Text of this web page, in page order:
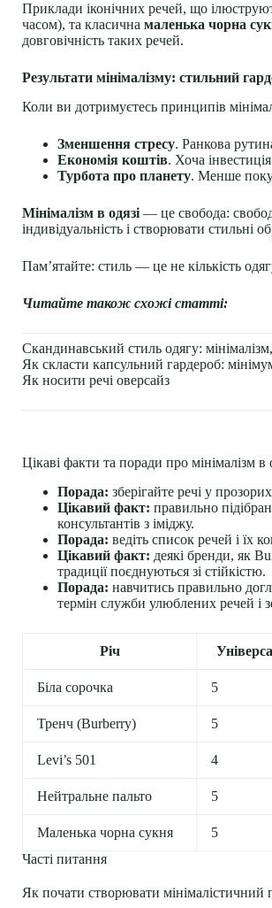
Приклади іконічних речей, що
часом), та класична маленька чорна
довговічність таких речей.
Результати мінімалізму: стильний
Коли ви дотримуєтесь принципів
Зменшення стресу. Ранкова
Економія коштів. Хоча
Турбота про планету. Менше
Мінімалізм в одязі — це свобода:
індивідуальність і створювати стильні
Пам’ятайте: стиль — це не кількість
Читайте також схожі статті:
Скандинавський стиль одягу:
Як скласти капсульний гардероб:
Як носити речі оверсайз
Цікаві факти та поради про мінімалізм в
Порада: зберігайте речі у
Цікавий факт: правильно
консультантів з іміджу.
Порада: ведіть список речей і їх
Цікавий факт: деякі бренди, як
традиції поєднуються зі стійкістю.
Порада: навчитись правильно
термін служби улюблених речей і
Річ
Біла сорочка 5
Тренч (Burberry) 5
Levi’s 501 4
Нейтральне пальто 5
Маленька чорна сукня 5
Часті питання
Як почати створювати мінімалістичний